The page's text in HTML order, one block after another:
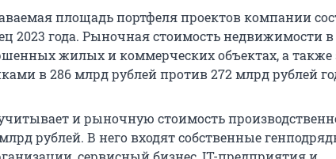
площадь портфеля проектов компании
2023 года. Рыночная стоимость недвижимости
жилых и коммерческих объектах, а также
в 286 млрд рублей против 272 млрд рублей
и рыночную стоимость
рублей. В него входят собственные